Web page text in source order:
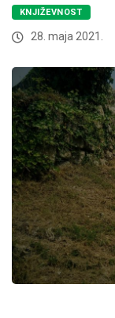
KNJIŽEVNOST
28. maja 2021.